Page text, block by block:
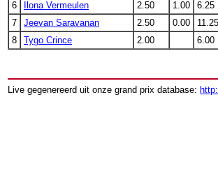
6
Ilona Vermeulen 2.50 1.00 6.25
7
Jeevan Saravanan 2.50 0.00 11.25
8
Tygo Crince 2.00 6.00
Live gegenereerd uit onze grand prix database: